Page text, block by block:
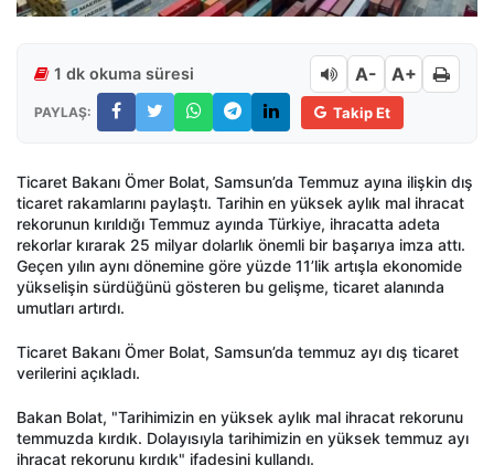
1 dk okuma süresi A- A+
PAYLAŞ: Takip Et
Ticaret Bakanı Ömer Bolat, Samsun’da Temmuz ayına ilişkin dış
ticaret rakamlarını paylaştı. Tarihin en yüksek aylık mal ihracat
rekorunun kırıldığı Temmuz ayında Türkiye, ihracatta adeta
rekorlar kırarak 25 milyar dolarlık önemli bir başarıya imza attı.
Geçen yılın aynı dönemine göre yüzde 11’lik artışla ekonomide
yükselişin sürdüğünü gösteren bu gelişme, ticaret alanında
umutları artırdı.
Ticaret Bakanı Ömer Bolat, Samsun’da temmuz ayı dış ticaret
verilerini açıkladı.
Bakan Bolat, "Tarihimizin en yüksek aylık mal ihracat rekorunu
temmuzda kırdık. Dolayısıyla tarihimizin en yüksek temmuz ayı
ihracat rekorunu kırdık" ifadesini kullandı.